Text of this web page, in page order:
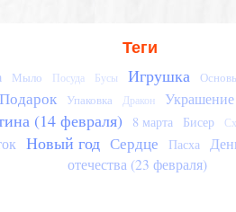
Теги
Мыло Посуда Бусы Игрушка
Подарок Упаковка Дракон Украшение
(14 февраля)
8 марта Бисер
Новый год Сердце Пасха
отечества (23 февраля)